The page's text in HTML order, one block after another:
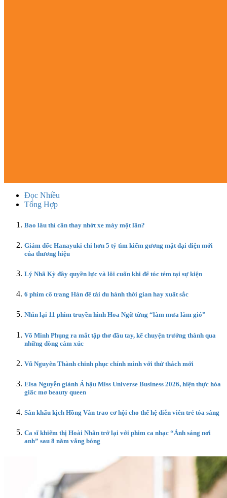
Đọc Nhiều
Tổng Hợp
Bao lâu thì cần thay nhớt xe máy một lần?
Giám đốc Hanayuki chi hơn 5 tỷ tìm kiếm gương mặt đại diện mới
của thương hiệu
Lý Nhã Kỳ đầy quyền lực và lôi cuốn khi để tóc tém tại sự kiện
6 phim cổ trang Hàn đề tài du hành thời gian hay xuất sắc
Nhìn lại 11 phim truyền hình Hoa Ngữ từng “làm mưa làm gió”
Võ Minh Phụng ra mắt tập thơ đầu tay, kể chuyện trưởng thành qua
những dòng cảm xúc
Vũ Nguyên Thành chinh phục chính mình với thử thách mới
Elsa Nguyễn giành Á hậu Miss Universe Business 2026, hiện thực hóa
giấc mơ beauty queen
Sân khấu kịch Hồng Vân trao cơ hội cho thế hệ diễn viên trẻ tỏa sáng
Ca sĩ khiếm thị Hoài Nhân trở lại với phim ca nhạc “Ánh sáng nơi
anh” sau 8 năm vắng bóng